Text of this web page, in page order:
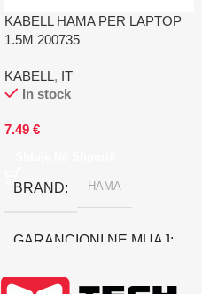
KABELL HAMA PER LAPTOP
1.5M 200735
KABELL, IT
In stock
7.49 €
BRAND HAMA
GARANCIONI NE MUAJ
12